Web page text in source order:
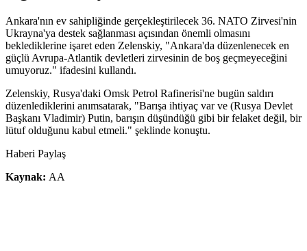
Ankara'nın ev sahipliğinde gerçekleştirilecek 36.⁠ ⁠NATO Zirvesi'nin
Ukrayna'ya destek sağlanması açısından önemli olmasını
beklediklerine işaret eden Zelenskiy, "Ankara'da düzenlenecek en
güçlü Avrupa-Atlantik devletleri zirvesinin de boş geçmeyeceğini
umuyoruz." ifadesini kullandı.
Zelenskiy, Rusya'daki Omsk Petrol Rafinerisi'ne bugün saldırı
düzenlediklerini anımsatarak, "Barışa ihtiyaç var ve (Rusya Devlet
Başkanı Vladimir) Putin, barışın düşündüğü gibi bir felaket değil, bir
lütuf olduğunu kabul etmeli." şeklinde konuştu.
Haberi Paylaş
Kaynak: AA